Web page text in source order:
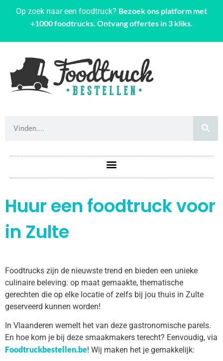
Op zoek naar een foodtruck? Bezoek ons platform met
+1000 foodtrucks. Ontvang offertes in 3 kliks.
Huur een foodtruck voor
in Zulte
Foodtrucks zijn de nieuwste trend en bieden een unieke
culinaire beleving: op maat gemaakte, thematische
gerechten die op elke locatie of zelfs bij jou thuis in Zulte
geserveerd kunnen worden!
In Vlaanderen wemelt het van deze gastronomische parels.
En hoe kom je bij deze smaakmakers terecht? Eenvoudig, via
Foodtruckbestellen.be! Wij maken het je gemakkelijk: